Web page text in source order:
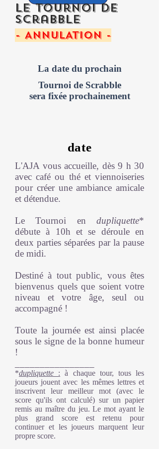
Le tournoi de
scrabble
- ANNULATION -
La date du prochain
Tournoi de Scrabble
sera fixée prochainement
date
L'AJA vous accueille, dès 9 h 30
avec café ou thé et viennoiseries
pour créer une ambiance amicale
et détendue.
Le Tournoi en dupliquette*
débute à 10h et se déroule en
deux parties séparées par la pause
de midi.
Destiné à tout public, vous êtes
bienvenus quels que soient votre
niveau et votre âge, seul ou
accompagné !
Toute la journée est ainsi placée
sous le signe de la bonne humeur
!
*dupliquette : à chaque tour, tous les
joueurs jouent avec les mêmes lettres et
inscrivent leur meilleur mot (avec le
score qu'ils ont calculé) sur un papier
remis au maître du jeu. Le mot ayant le
plus grand score est retenu pour
continuer et les joueurs marquent leur
propre score.